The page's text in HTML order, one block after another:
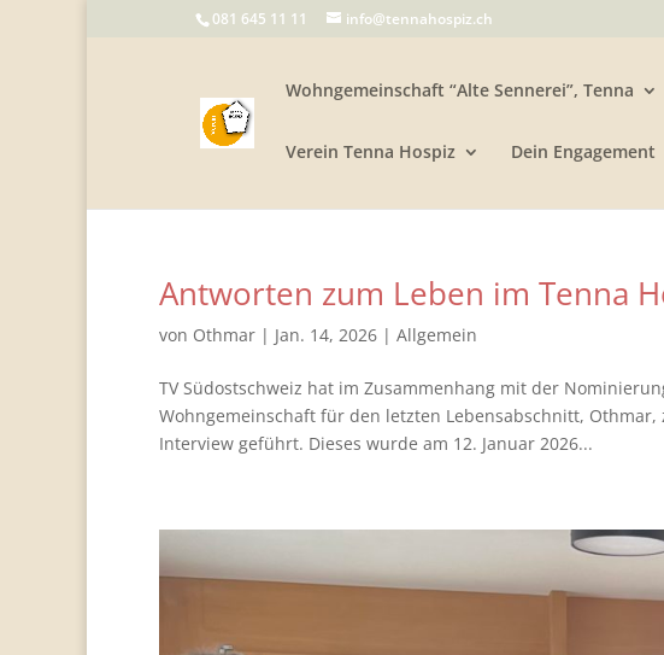
081 645 11 11 info@tennahospiz.ch
Wohngemeinschaft “Alte Sennerei”, Tenna
Verein Tenna Hospiz Dein Engagement
Antworten zum Leben im Tenna
von Othmar | Jan. 14, 2026 | Allgemein
TV Südostschweiz hat im Zusammenhang mit der
Wohngemeinschaft für den letzten Lebensabschnitt, Othmar,
Interview geführt. Dieses wurde am 12. Januar 2026...